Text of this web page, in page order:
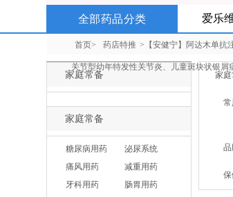
全部药品分类 爱乐
首页> 药店特推 >【安健宁】阿达木单抗
关节型幼年特发性关节炎、儿童斑块状银屑
家庭常备
家庭常备
糖尿病用药
泌尿系统
痛风用药
减重用药
牙科用药
肠胃用药
家庭
常
品
保